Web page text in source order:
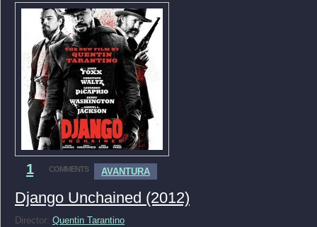
1 COMMENTS AVANTURA
Django Unchained (2012)
Director: Quentin Tarantino